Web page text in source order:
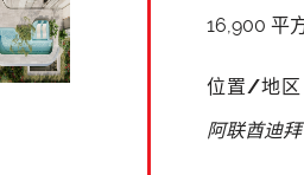
16,900 平
位置/地区
阿联酋迪拜